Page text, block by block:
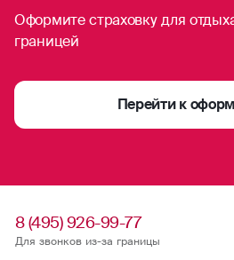
тхэквондо
фехтование
фигурное катание
Оформите страховку для
границей
Перейти к
8 (495) 926-99-77
Для звонков из-за границы